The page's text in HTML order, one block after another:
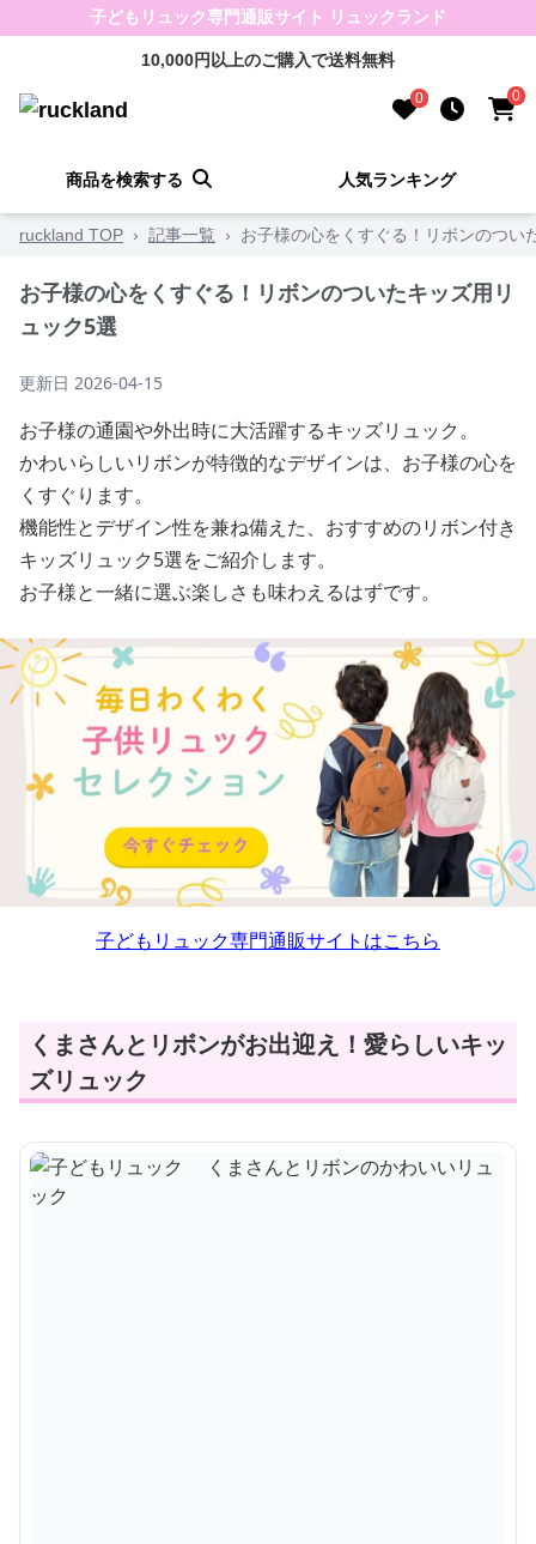
子どもリュック専門通販サイト リュックランド
10,000円以上のご購入で送料無料
0 0
商品を検索する 人気ランキング
ruckland TOP › 記事一覧 › お子様の心をくすぐる！リボンのつい
お子様の心をくすぐる！リボンのついたキッズ用リ
ュック5選
更新日 2026-04-15
お子様の通園や外出時に大活躍するキッズリュック。
かわいらしいリボンが特徴的なデザインは、お子様の心を
くすぐります。
機能性とデザイン性を兼ね備えた、おすすめのリボン付き
キッズリュック5選をご紹介します。
お子様と一緒に選ぶ楽しさも味わえるはずです。
子どもリュック専門通販サイトはこちら
くまさんとリボンがお出迎え！愛らしいキッ
ズリュック